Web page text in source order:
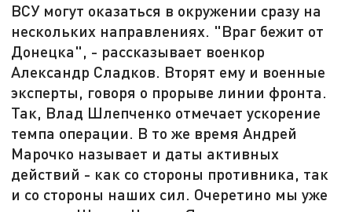
ВСУ могут оказаться в окружении сразу на
нескольких направлениях. "Враг бежит от
Донецка", - рассказывает военкор
Александр Сладков. Вторят ему и военные
эксперты, говоря о прорыве линии фронта.
Так, Влад Шлепченко отмечает ускорение
темпа операции. В то же время Андрей
Марочко называет и даты активных
действий - как со стороны противника, так
и со стороны наших сил. Очеретино мы уже